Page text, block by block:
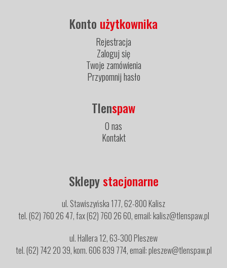
Konto użytkownika
Rejestracja
Zaloguj się
Twoje zamówienia
Przypomnij hasło
Tlenspaw
O nas
Kontakt
Sklepystacjonarne
ul. Stawiszyńska 177, 62-800 Kalisz
tel. (62) 760 26 47, fax (62) 760 26 60, email: kalisz@tlenspaw.pl
ul. Hallera 12, 63-300 Pleszew
tel. (62) 742 20 39, kom. 606 839 774, email: pleszew@tlenspaw.pl